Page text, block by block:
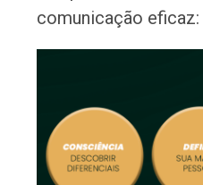
comunicação eficaz: